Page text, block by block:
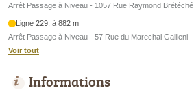
Arrêt Passage à Niveau - 1057 Rue Raymond Brétéché
Ligne 229, à 882 m
Arrêt Passage à Niveau - 57 Rue du Marechal Gallieni
Voir tout
Informations